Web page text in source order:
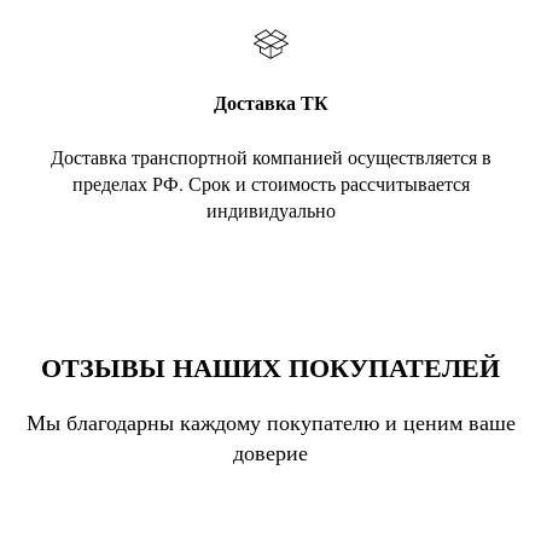
Доставка ТК
Доставка транспортной компанией осуществляется в
пределах РФ. Срок и стоимость рассчитывается
индивидуально
ОТЗЫВЫ НАШИХ ПОКУПАТЕЛЕЙ
Мы благодарны каждому покупателю и ценим ваше
доверие